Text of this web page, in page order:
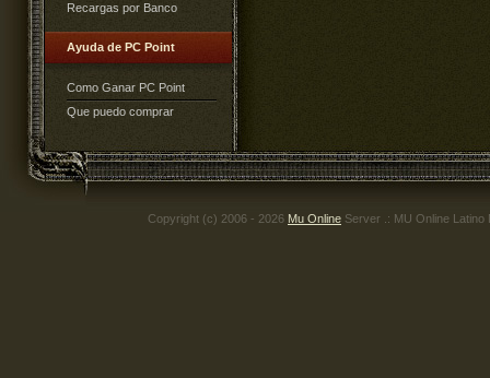
Recargas por Banco
Ayuda de PC Point
Como Ganar PC Point
Que puedo comprar
Copyright (c) 2006 - 2026 Mu Online Server .: MU Online